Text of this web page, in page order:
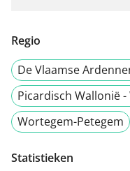
Regio
De Vlaamse
Picardisch Wallonië -
Wortegem-Petegem
Statistieken